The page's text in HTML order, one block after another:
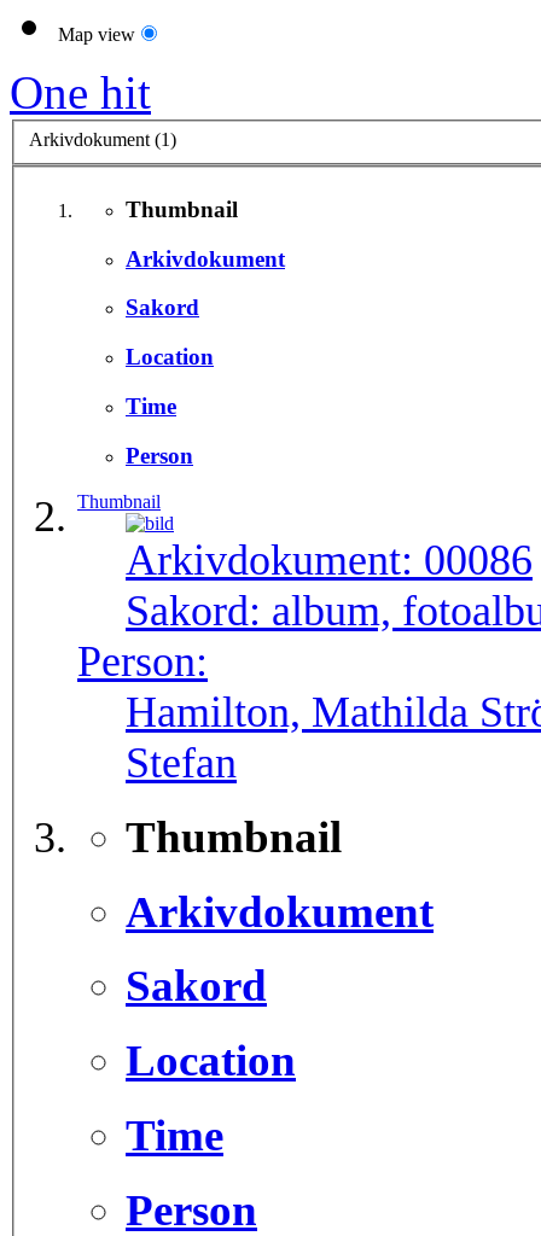
Map view
One hit
Arkivdokument (1)
Thumbnail
Arkivdokument
Sakord
Location
Time
Person
Thumbnail
Arkivdokument: 00086
Sakord: album,
Person:
Hamilton, Mathilda Strömberg,
Stefan
Thumbnail
Arkivdokument
Sakord
Location
Time
Person